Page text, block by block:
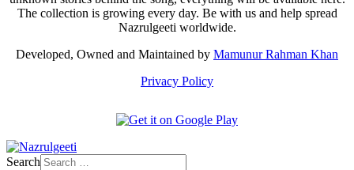
The collection is growing every day. Be with us and help spread
Nazrulgeeti worldwide.
Developed, Owned and Maintained by Mamunur Rahman Khan
Privacy Policy
Search